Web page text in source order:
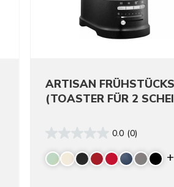
ARTISAN
(TOASTER FÜR 2
0.0 (0)